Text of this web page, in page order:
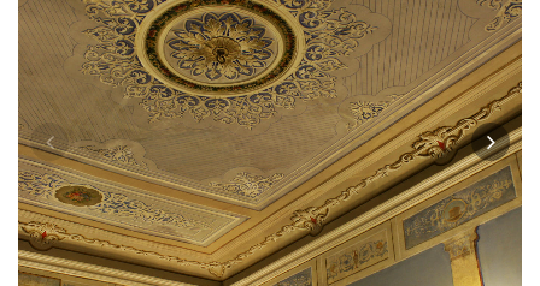
DE
IT
ES
RU
CN